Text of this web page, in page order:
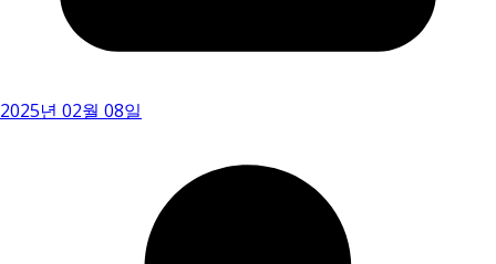
2025년 02월 08일